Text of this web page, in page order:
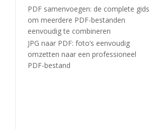
PDF samenvoegen: de complete gids
om meerdere PDF-bestanden
eenvoudig te combineren
JPG naar PDF: foto’s eenvoudig
omzetten naar een professioneel
PDF-bestand